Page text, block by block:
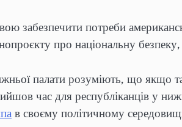
забезпечити потреби
про національну
палати розуміють, що якщо
час для республіканців у
в своєму політичному